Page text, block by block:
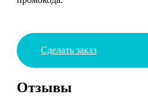
Сделать заказ
Отзывы